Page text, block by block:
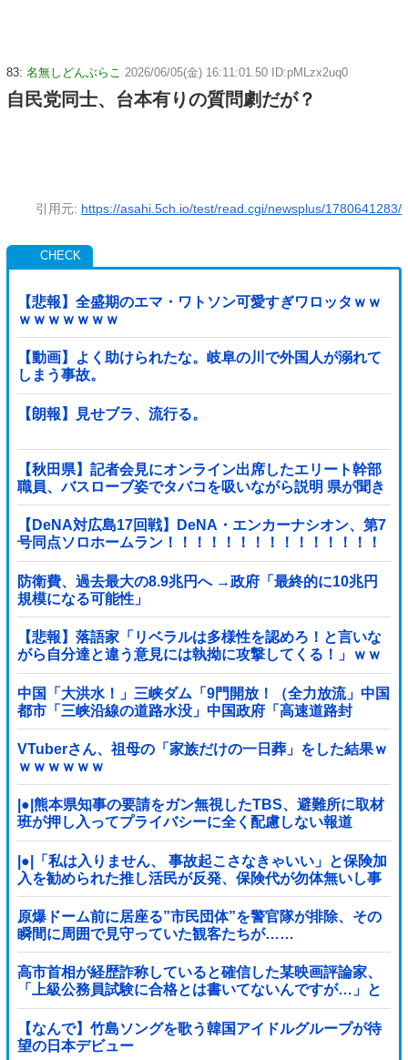
83: 名無しどんぶらこ 2026/06/05(金) 16:11:01.50 ID:pMLzx2uq0
自民党同士、台本有りの質問劇だが？
引用元: https://asahi.5ch.io/test/read.cgi/newsplus/1780641283/
【悲報】全盛期のエマ・ワトソン可愛すぎワロッタｗｗ
ｗｗｗｗｗｗｗ
【動画】よく助けられたな。岐阜の川で外国人が溺れて
しまう事故。
【朗報】見せブラ、流行る。
【秋田県】記者会見にオンライン出席したエリート幹部
職員、バスローブ姿でタバコを吸いながら説明 県が聞き
取りへ
【DeNA対広島17回戦】DeNA・エンカーナシオン、第7
号同点ソロホームラン！！！！！！！！！！！！！！！
他
防衛費、過去最大の8.9兆円へ →政府「最終的に10兆円
規模になる可能性」
【悲報】落語家「リベラルは多様性を認めろ！と言いな
がら自分達と違う意見には執拗に攻撃してくる！」ｗｗ
ｗｗｗｗｗｗｗｗｗｗｗｗ
中国「大洪水！」三峡ダム「9門開放！（全力放流」中国
都市「三峡沿線の道路水没」中国政府「高速道路封
鎖！」中国ダム「緊急放流に合わせて開門（土砂崩れ発
生」→
VTuberさん、祖母の「家族だけの一日葬」をした結果ｗ
ｗｗｗｗｗｗ
|●|熊本県知事の要請をガン無視したTBS、避難所に取材
班が押し入ってプライバシーに全く配慮しない報道
を……
|●|「私は入りません、 事故起こさなきゃいい」と保険加
入を勧められた推し活民が反発、保険代が勿体無いし事
故起こしたとして……
原爆ドーム前に居座る”市民団体”を警官隊が排除、その
瞬間に周囲で見守っていた観客たちが……
高市首相が経歴詐称していると確信した某映画評論家、
「上級公務員試験に合格とは書いてないんですが…」と
ツッコミを受けまくり……
【なんで】竹島ソングを歌う韓国アイドルグループが待
望の日本デビュー